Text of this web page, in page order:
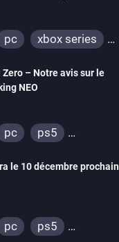
pc
xbox series
xbox 360
– Notre avis sur le
NEO
pc
ps5
le 10 décembre prochain
pc
ps5